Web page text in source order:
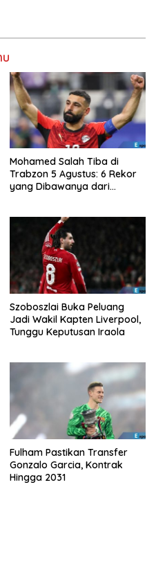
Mohamed Salah Tiba di
Trabzon 5 Agustus: 6 Rekor
yang Dibawanya dari
Szoboszlai Buka Peluang
Jadi Wakil Kapten Liverpool,
Tunggu Keputusan Iraola
Fulham Pastikan Transfer
Gonzalo Garcia, Kontrak
Hingga 2031